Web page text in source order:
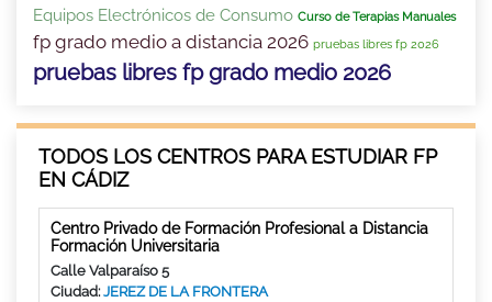
Equipos Electrónicos de Consumo Curso de Terapias Manuales
fp grado medio a distancia 2026 pruebas libres fp 2026
pruebas libres fp grado medio 2026
TODOS LOS CENTROS PARA ESTUDIAR FP
EN CÁDIZ
Centro Privado de Formación Profesional a Distancia
Formación Universitaria
Calle Valparaíso 5
Ciudad:JEREZ DE LA FRONTERA